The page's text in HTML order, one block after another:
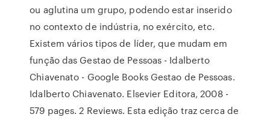
ou aglutina um grupo, podendo estar inserido
no contexto de indústria, no exército, etc.
Existem vários tipos de líder, que mudam em
função das Gestao de Pessoas - Idalberto
Chiavenato - Google Books Gestao de Pessoas.
Idalberto Chiavenato. Elsevier Editora, 2008 -
579 pages. 2 Reviews. Esta edição traz cerca de